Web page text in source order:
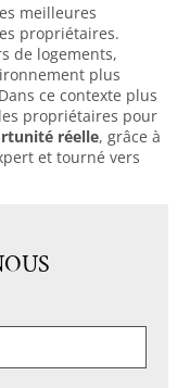
meilleures
propriétaires.
de logements,
plus
ce contexte plus
propriétaires pour
réelle, grâce à
et tourné vers